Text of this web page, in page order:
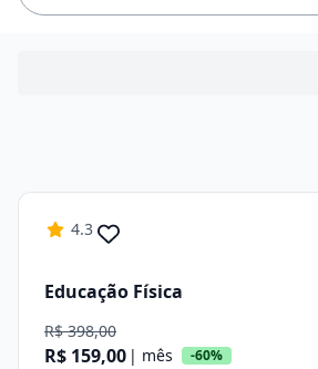
4.3
Educação Física
R$ 398,00
R$ 159,00 | mês -60%